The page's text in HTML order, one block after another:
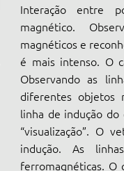
Interação entre
magnético.
magnéticos e
é mais intenso. O
Observando as
diferentes objetos
linha de indução
“visualização”. O
indução. As
ferromagnéticas. O